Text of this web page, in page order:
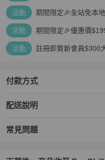
活動 期間限定🎉全站免本
活動 期間限定🎉優惠價
活動 註冊即賞新會員$300
付款方式
配送說明
常見問題